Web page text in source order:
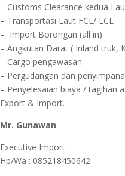
– Customs Clearance kedua
– Transportasi Laut FCL/ LCL
– Import Borongan (all in)
– Angkutan Darat ( Inland truk,
– Cargo pengawasan
– Pergudangan dan
– Penyelesaian biaya / tagihan
Export & Import.
Mr. Gunawan
Executive Import
Hp/Wa : 085218450642